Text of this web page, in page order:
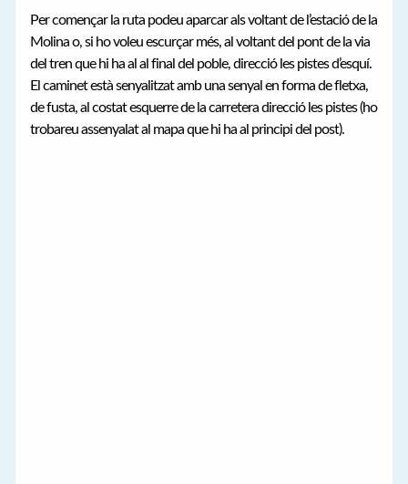
Per començar la ruta podeu aparcar als voltant de l’estació de la
Molina o, si ho voleu escurçar més, al voltant del pont de la via
del tren que hi ha al al final del poble, direcció les pistes d’esquí.
El caminet està senyalitzat amb una senyal en forma de fletxa,
de fusta, al costat esquerre de la carretera direcció les pistes (ho
trobareu assenyalat al mapa que hi ha al principi del post).